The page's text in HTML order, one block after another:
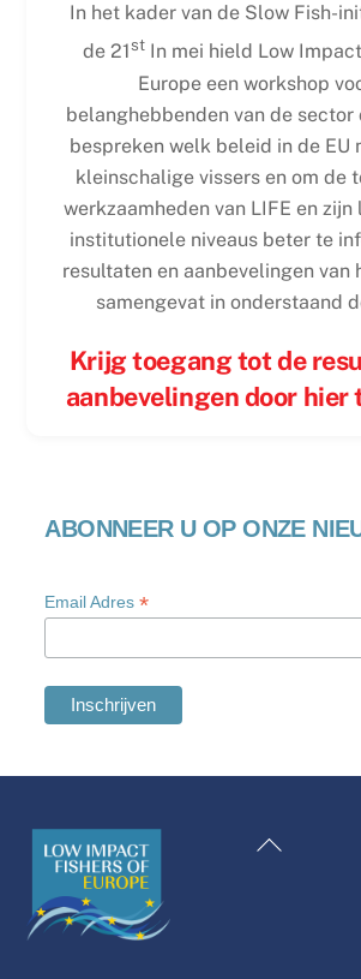
In het kader van de Slow Fish-
de 21st In mei hield Low
Europe een workshop
belanghebbenden van de sector
bespreken welk beleid in de EU
kleinschalige vissers en om de
werkzaamheden van LIFE en
institutionele niveaus beter te
resultaten en aanbevelingen van
samengevat in onderstaand
Krijg toegang tot de
aanbevelingen door hier
ABONNEER U OP ONZE
Email Adres*
Terug